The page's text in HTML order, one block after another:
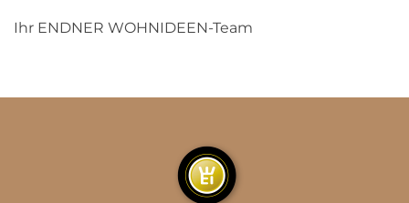
Ihr ENDNER WOHNIDEEN-Team